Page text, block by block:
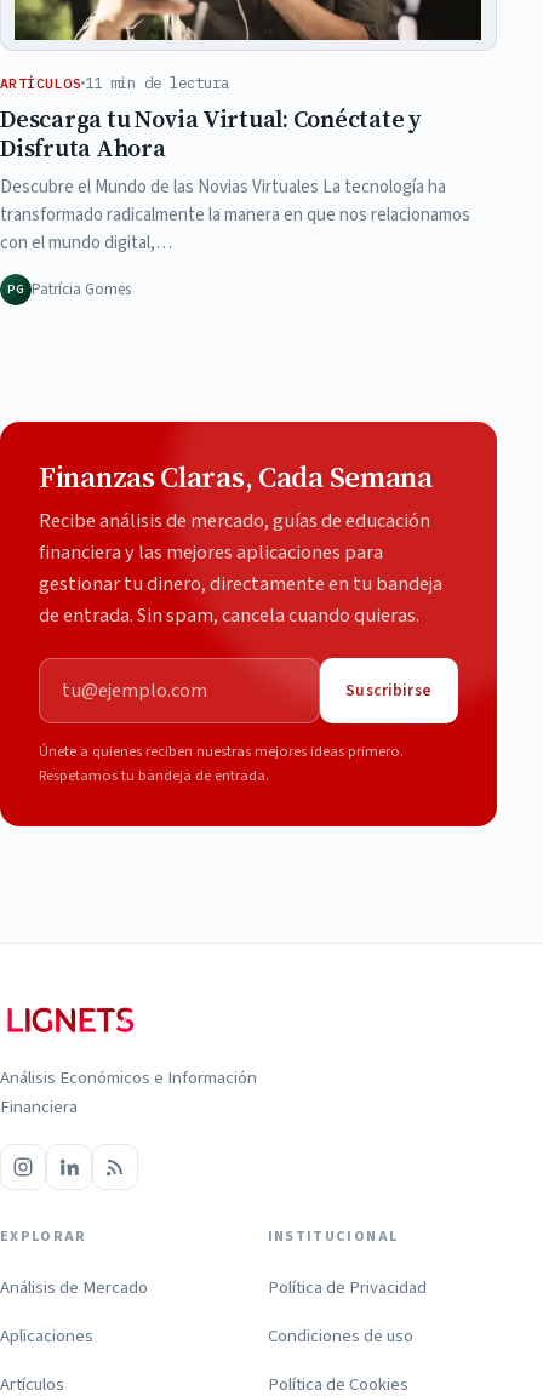
ARTÍCULOS 11 min de lectura
Descarga tu Novia Virtual: Conéctate y
Disfruta Ahora
Descubre el Mundo de las Novias Virtuales La tecnología ha
transformado radicalmente la manera en que nos relacionamos
con el mundo digital,…
PG Patrícia Gomes
Finanzas Claras, Cada Semana
Recibe análisis de mercado, guías de educación
financiera y las mejores aplicaciones para
gestionar tu dinero, directamente en tu bandeja
de entrada. Sin spam, cancela cuando quieras.
Correo electrónico
Suscribirse
Únete a quienes reciben nuestras mejores ideas primero.
Respetamos tu bandeja de entrada.
Análisis Económicos e Información
Financiera
EXPLORAR
Análisis de Mercado
Aplicaciones
Artículos
INSTITUCIONAL
Política de Privacidad
Condiciones de uso
Política de Cookies